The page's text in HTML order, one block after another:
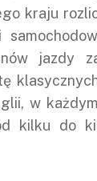
kraju
jazdy
w
kilku do